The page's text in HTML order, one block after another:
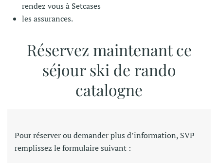
rendez vous à Setcases
les assurances.
Réservez maintenant ce
séjour ski de rando
catalogne
Pour réserver ou demander plus d’information, SVP
remplissez le formulaire suivant :